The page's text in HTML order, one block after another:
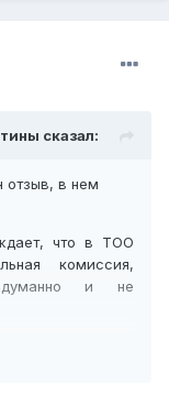
сказал:
отзыв, в нем
что в ТОО
комиссия,
и не